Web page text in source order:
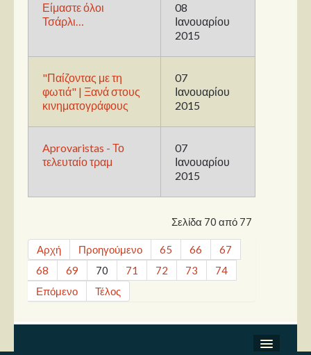
Είμαστε όλοι
Τσάρλι…
08
Ιανουαρίου
2015
"Παίζοντας με τη
φωτιά" | Ξανά στους
κινηματογράφους
07
Ιανουαρίου
2015
Aprovaristas - Το
τελευταίο τραμ
07
Ιανουαρίου
2015
Σελίδα 70 από 77
Αρχή Προηγούμενο 65 66
67
68
69 70 71 72 73
74
Επόμενο
Τέλος